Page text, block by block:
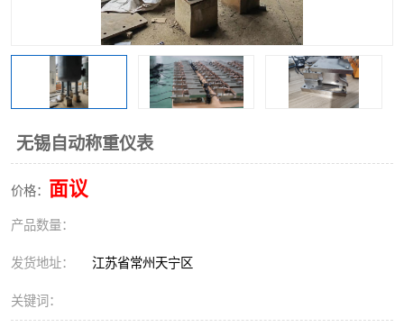
无锡自动称重仪表
价格： 面议
产品数量：
发货地址： 江苏省常州天宁区
关键词：